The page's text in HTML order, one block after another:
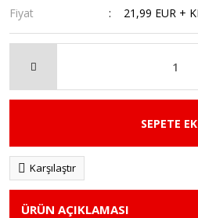
Fiyat
21,99 EUR +
SEPETE
Karşılaştır
ÜRÜN AÇIKLAMASI